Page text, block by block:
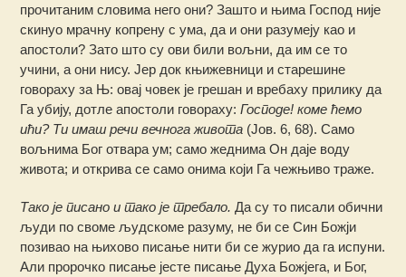
прочитаним словима него они? Зашто и њима Господ није
скинуо мрачну копрену с ума, да и они разумеју као и
апостоли? Зато што су ови били вољни, да им се то
учини, а они нису. Јер док књижевници и старешине
говораху за Њ: овај човек је грешан и вребаху прилику да
Га убију, дотле апостоли говораху:Господе! коме ћемо
ићи? Ти имаш речи вечнога живота (Јов. 6, 68). Само
вољнима Бог отвара ум; само жеднима Он даје воду
живота; и открива се само онима који Га чежњиво траже.
Тако је писано и тако је требало. Да су то писали обични
људи по своме људскоме разуму, не би се Син Божји
позивао на њихово писање нити би се журио да га испуни.
Али пророчко писање јесте писање Духа Божјега, и Бог,